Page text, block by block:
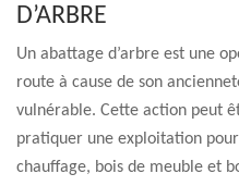
D’ARBRE
Un abattage d’arbre est une
route à cause de son
vulnérable. Cette action peut
pratiquer une exploitation
chauffage, bois de meuble et